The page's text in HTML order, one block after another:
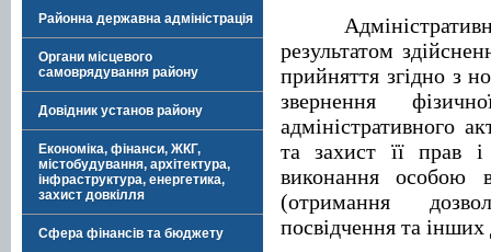
Районна державна адміністрація
Органи місцевого
самоврядування району
Довідник установ району
Економіка, фінанси, ЖКГ,
містобудування, архітектура,
інфраструктура, енергетика,
захист довкілля
Сфера фінансів та бюджету
результатом
прийняття згідно з
звернення
адміністративного
та захист її прав і
виконання особою
(отримання
посвідчення та